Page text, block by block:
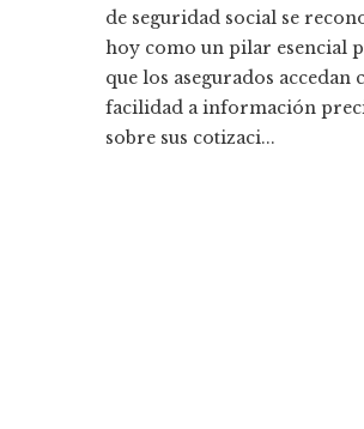
de seguridad social se
hoy como un pilar esencial
que los asegurados accedan
facilidad a información
sobre sus cotizaci...